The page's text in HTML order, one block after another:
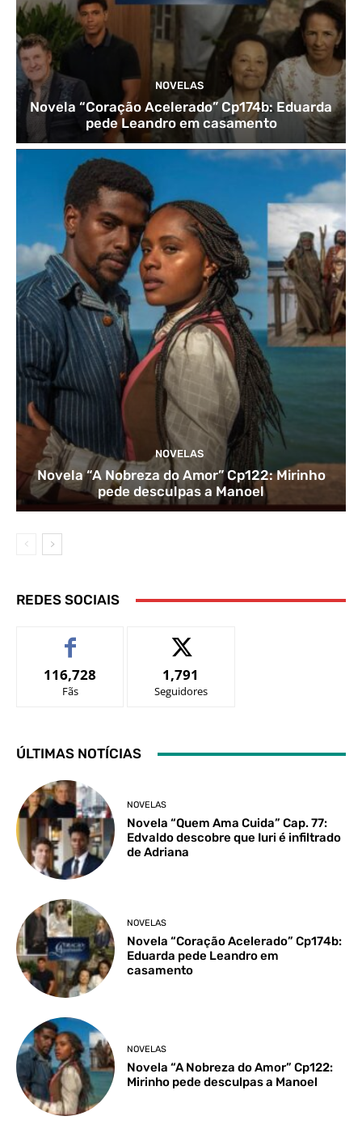
NOVELAS
Novela “Coração Acelerado” Cp174b: Eduarda
pede Leandro em casamento
NOVELAS
Novela “A Nobreza do Amor” Cp122: Mirinho
pede desculpas a Manoel
REDES SOCIAIS
116,728
Fãs
1,791
Seguidores
ÚLTIMAS NOTÍCIAS
NOVELAS
Novela “Quem Ama Cuida” Cap. 77:
Edvaldo descobre que Iuri é infiltrado
de Adriana
NOVELAS
Novela “Coração Acelerado” Cp174b:
Eduarda pede Leandro em
casamento
NOVELAS
Novela “A Nobreza do Amor” Cp122:
Mirinho pede desculpas a Manoel